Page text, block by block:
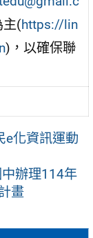
主(https://lin
)，以確保聯
e化資訊運動
辦理114年
畫